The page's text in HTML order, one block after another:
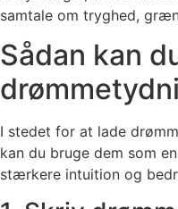
samtale om tryghed,
Sådan kan
I stedet for at lade
kan du bruge dem som
stærkere intuition og